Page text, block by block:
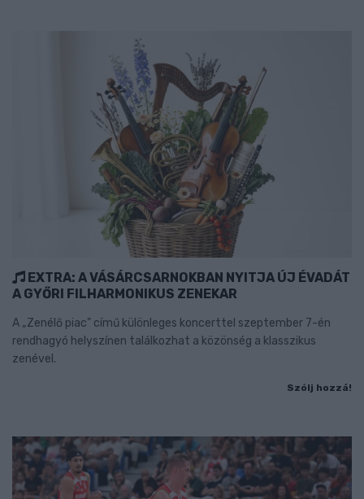
EXTRA: A VÁSÁRCSARNOKBAN NYITJA ÚJ ÉVADÁT
A GYŐRI FILHARMONIKUS ZENEKAR
A „Zenélő piac” című különleges koncerttel szeptember 7-én
rendhagyó helyszínen találkozhat a közönség a klasszikus
zenével.
Szólj hozzá!